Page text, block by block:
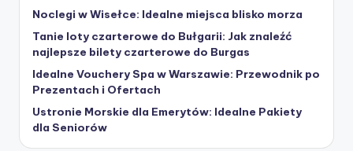
Noclegi w Wisełce: Idealne miejsca blisko morza
Tanie loty czarterowe do Bułgarii: Jak znaleźć
najlepsze bilety czarterowe do Burgas
Idealne Vouchery Spa w Warszawie: Przewodnik po
Prezentach i Ofertach
Ustronie Morskie dla Emerytów: Idealne Pakiety
dla Seniorów